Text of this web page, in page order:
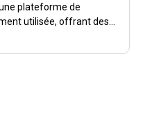
plateforme de
utilisée, offrant des...